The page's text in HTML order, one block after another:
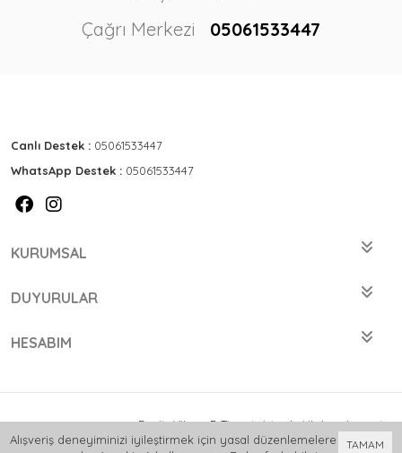
Çağrı Merkezi
05061533447
Canlı Destek : 05061533447
WhatsApp Destek : 05061533447
KURUMSAL
DUYURULAR
HESABIM
Bu siteVikaon E-Ticaret sistemleriile hazırlanmıştır.
TAMAM
Alışveriş deneyiminizi iyileştirmek için yasal düzenlemelere